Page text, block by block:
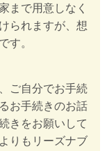
まで用意しなく
られますが、想
す。
ご自分でお手続
お手続きのお話
きをお願いして
りもリーズナブ